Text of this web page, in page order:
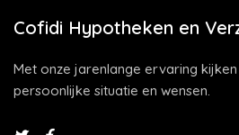
Cofidi Hypotheken en
Met onze jarenlange ervaring
persoonlijke situatie en wensen.